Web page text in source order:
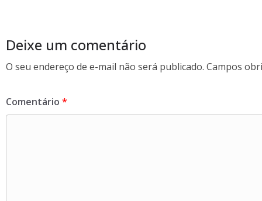
k
Deixe um comentário
O seu endereço de e-mail não será publicado. Campos
Comentário *